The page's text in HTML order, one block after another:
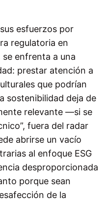
esfuerzos por
regulatoria en
enfrenta a una
prestar atención a
que podrían
sostenibilidad deja de
relevante —si se
fuera del radar
abrirse un vacío
al enfoque ESG
desproporcionada
porque sean
de la